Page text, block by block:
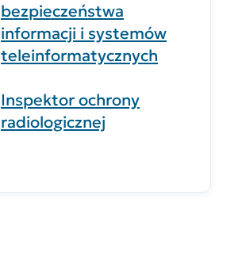
bezpieczeństwa
informacji i systemów
teleinformatycznych
Inspektor ochrony
radiologicznej